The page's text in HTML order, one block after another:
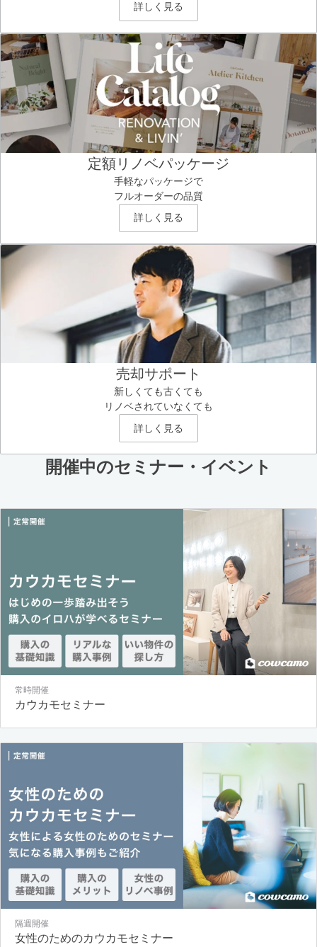
詳しく見る
定額リノベパッケージ
手軽なパッケージで
フルオーダーの品質
詳しく見る
売却サポート
新しくても古くても
リノベされていなくても
詳しく見る
開催中のセミナー・イベント
常時開催
カウカモセミナー
隔週開催
女性のためのカウカモセミナー